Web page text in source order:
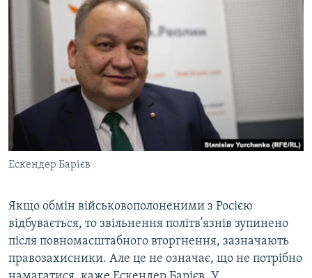
Ескендер Барієв
Якщо обмін військовополоненими з Росією
відбувається, то звільнення політв'язнів зупинено
після повномасштабного вторгнення, зазначають
правозахисники. Але це не означає, що не потрібно